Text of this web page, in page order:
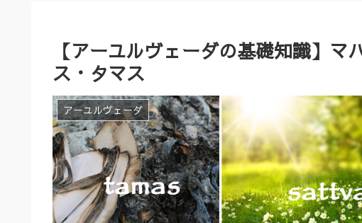
【アーユルヴェーダの基礎知識】
ス・タマス
アーユルヴェーダ